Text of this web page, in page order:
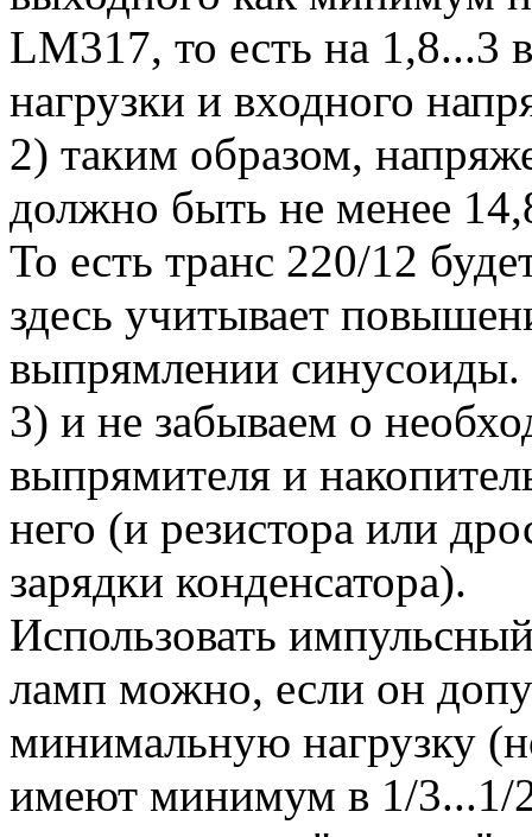
LM317, то есть на 1,8...3
нагрузки и входного
2) таким образом,
должно быть не менее
То есть транс 220/12
здесь учитывает
выпрямлении синусоиды.
3) и не забываем о
выпрямителя и
него (и резистора или
зарядки конденсатора).
Использовать
ламп можно, если он
минимальную нагрузку
имеют минимум в 1/3...1/